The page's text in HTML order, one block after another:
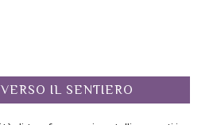
IL SENTIERO